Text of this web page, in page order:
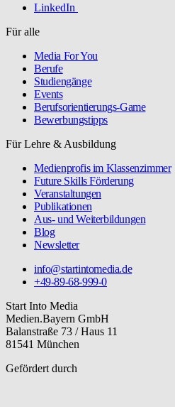
LinkedIn
Für alle
Media For You
Berufe
Studiengänge
Events
Berufsorientierungs-Game
Bewerbungstipps
Für Lehre & Ausbildung
Medienprofis im Klassenzimmer
Future Skills Förderung
Veranstaltungen
Publikationen
Aus- und Weiterbildungen
Blog
Newsletter
info@startintomedia.de
+49-89-68-999-0
Start Into Media
Medien.Bayern GmbH
Balanstraße 73 / Haus 11
81541 München
Gefördert durch